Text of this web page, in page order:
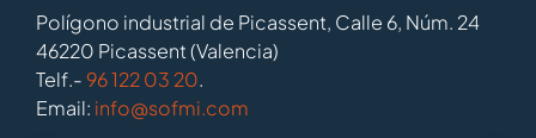
Polígono industrial de Picassent, Calle 6, Núm. 24
46220 Picassent (Valencia)
Telf.- 96 122 03 20.
Email: info@sofmi.com